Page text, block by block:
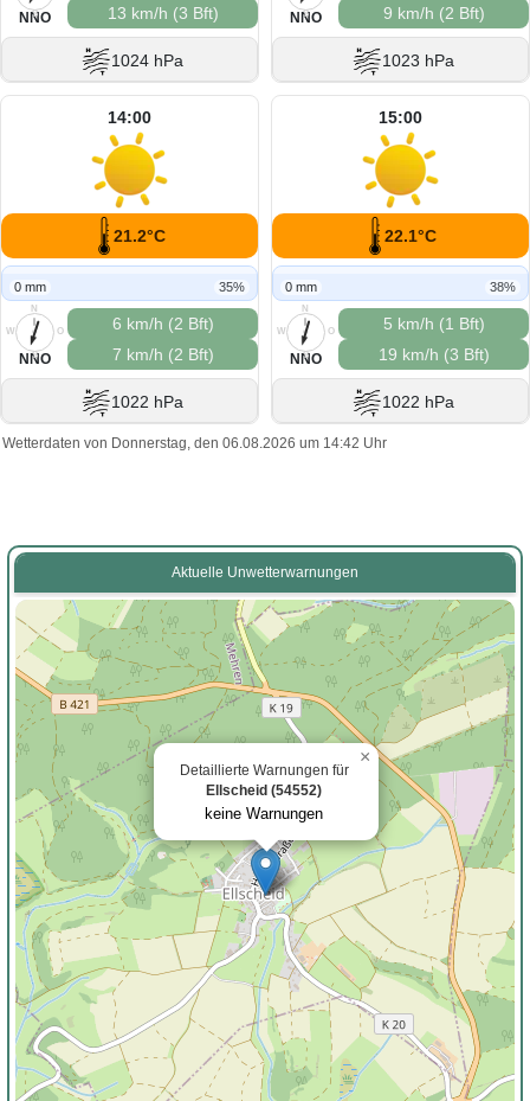
S
NNO
13 km/h (3 Bft)
1024 hPa
S
NNO
9 km/h (2 Bft)
1023 hPa
14:00
21.2°C
0 mm 35%
N
O
S
W
NNO
6 km/h (2 Bft)
7 km/h (2 Bft)
1022 hPa
15:00
22.1°C
0 mm 38%
N
O
S
W
NNO
5 km/h (1 Bft)
19 km/h (3 Bft)
1022 hPa
Wetterdaten von Donnerstag, den 06.08.2026 um 14:42 Uhr
Aktuelle Unwetterwarnungen
Detaillierte Warnungen für
Ellscheid (54552)
keine Warnungen
×